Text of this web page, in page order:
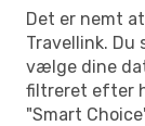
Det er nemt
Travellink. Du
vælge dine
filtreret efter
"Smart